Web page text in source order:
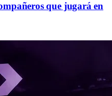
que jugará en